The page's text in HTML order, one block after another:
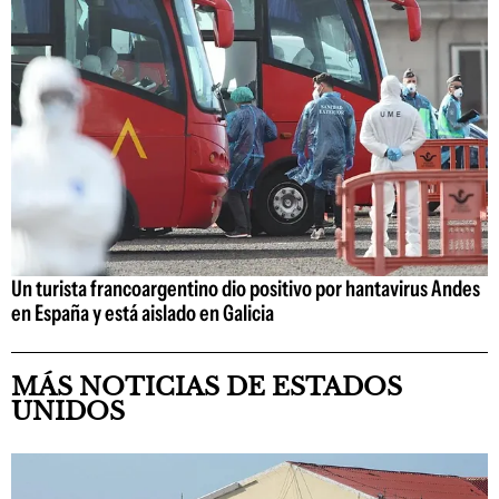
Un turista francoargentino dio positivo por hantavirus Andes
en España y está aislado en Galicia
MÁS NOTICIAS DE ESTADOS
UNIDOS